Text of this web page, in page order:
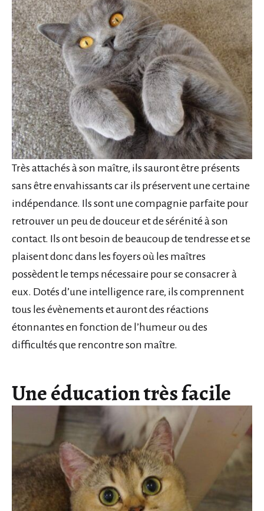
Très attachés à son maître, ils sauront être présents
sans être envahissants car ils préservent une certaine
indépendance. Ils sont une compagnie parfaite pour
retrouver un peu de douceur et de sérénité à son
contact. Ils ont besoin de beaucoup de tendresse et se
plaisent donc dans les foyers où les maîtres
possèdent le temps nécessaire pour se consacrer à
eux. Dotés d’une intelligence rare, ils comprennent
tous les évènements et auront des réactions
étonnantes en fonction de l’humeur ou des
difficultés que rencontre son maître.
Une éducation très facile